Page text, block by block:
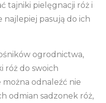
tajniki pielęgnacji róż i
najlepiej pasują do ich
ogrodnictwa,
róż do swoich
można odnaleźć nie
odmian sadzonek róż,